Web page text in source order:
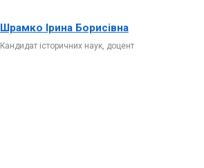
Шрамко Ірина Борисівна
Кандидат історичних наук, доцент